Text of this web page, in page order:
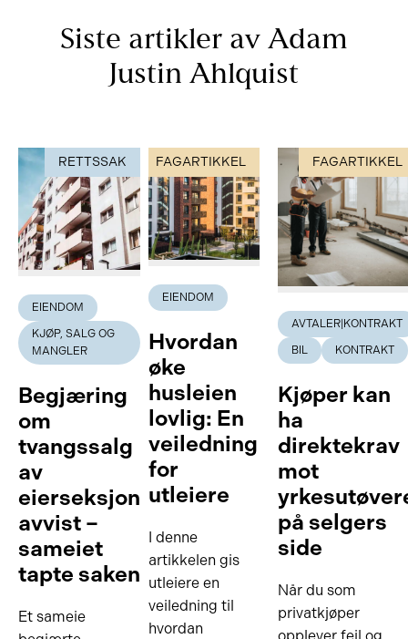
Siste artikler av Adam
Justin Ahlquist
RETTSSAK
EIENDOM
KJØP, SALG OG
MANGLER
Begjæring
om
tvangssalg
av
eierseksjon
avvist –
sameiet
tapte saken
Et sameie
FAGARTIKKEL
EIENDOM
Hvordan
øke
husleien
lovlig: En
veiledning
for
utleiere
I denne
artikkelen gis
utleiere en
veiledning til
hvordan
FAGARTIKKEL
AVTALER|KONTRAKT
BIL KONTRAKT
Kjøper kan
ha
direktekrav
mot
på selgers
side
Når du som
privatkjøper